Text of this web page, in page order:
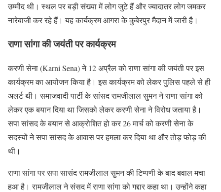
उम्मीद थी। स्थल पर बड़ी संख्या में लोग जुटे हैं और ज्यादातर लोग जमकर
नारेबाजी कर रहे हैं। यह कार्यक्रम आगरा के कुबेरपुर मैदान में जारी है।
राणा सांगा की जयंती पर कार्यक्रम
करणी सेना (Karni Sena) ने 12 अप्रैल को राणा सांगा की जयंती पर इस
कार्यक्रम का आयोजन किया है। इस कार्यक्रम को लेकर पुलिस पहले से ही
अलर्ट थी। समाजवादी पार्टी के सांसद रामजीलाल सुमन ने राणा सांगा को
लेकर एक बयान दिया था जिसको लेकर करणी सेना ने विरोध जताया है।
सपा सांसद के बयान से आक्रोशित हो कर 26 मार्च को करणी सेना के
सदस्यों ने सपा सांसद के आवास पर हमला कर दिया था और तोड़ फोड़ की
थी।
राणा सांगा पर सपा सासंद रामजीलाल सुमन की टिप्पणी के बाद बवाल मचा
हआ है। रामजीलाल ने संसद में राणा सांगा को गद्दार कहा था। उन्होंने कहा